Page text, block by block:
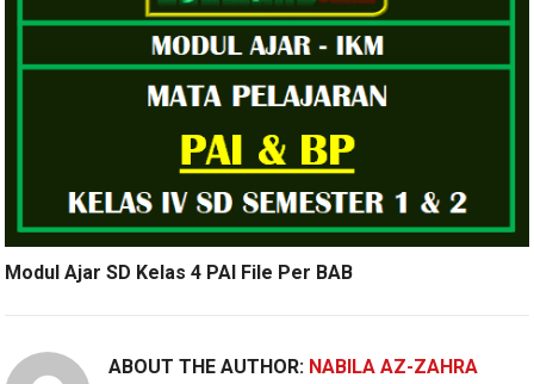
Modul Ajar SD Kelas 4 PAI File Per BAB
ABOUT THE AUTHOR: NABILA AZ-ZAHRA